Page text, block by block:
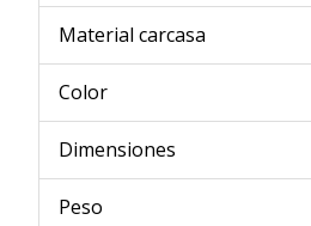
Material carcasa
Color
Dimensiones
Peso